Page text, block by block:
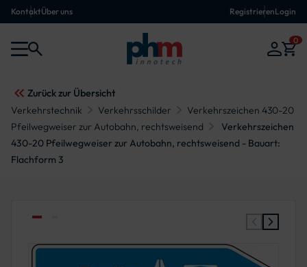
KontaktÜber uns RegistrierenLogin
0
Zurück zur Übersicht
Verkehrstechnik
Verkehrsschilder
Verkehrszeichen 430-20
Pfeilwegweiser zur Autobahn, rechtsweisend
Verkehrszeichen
430-20 Pfeilwegweiser zur Autobahn, rechtsweisend - Bauart:
Flachform 3